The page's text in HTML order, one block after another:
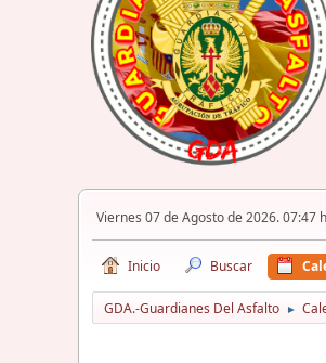
Viernes 07 de Agosto de 2026. 07:47
Inicio Buscar
GDA.-Guardianes Del Asfalto ►